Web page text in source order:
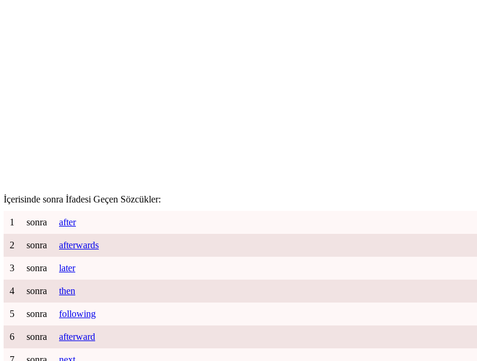
İçerisinde sonra İfadesi Geçen Sözcükler:
1 sonra after
2 sonra afterwards
3 sonra later
4 sonra then
5 sonra following
6 sonra afterward